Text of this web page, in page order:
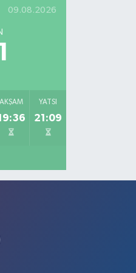
09.08.2026
AKŞAM YATSI
21:09